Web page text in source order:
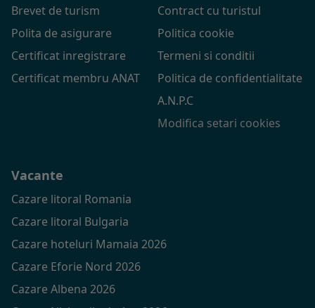
Brevet de turism
Polita de asigurare
Certificat inregistrare
Certificat membru ANAT
Contract cu turistul
Politica cookie
Termeni si conditii
Politica de confidentialitate
A.N.P.C
Modifica setari cookies
Vacante
Cazare litoral Romania
Cazare litoral Bulgaria
Cazare hoteluri Mamaia 2026
Cazare Eforie Nord 2026
Cazare Albena 2026